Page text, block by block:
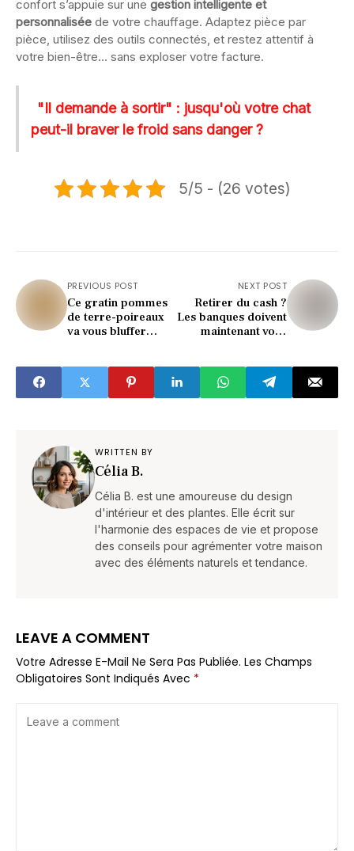
confort s’appuie sur une gestion intelligente et
personnalisée de votre chauffage. Adaptez pièce par
pièce, utilisez des outils connectés, et restez attentif à
votre bien-être… sans exploser votre facture.
"Il demande à sortir" : jusqu'où votre chat
peut-il braver le froid sans danger ?
5/5 - (26 votes)
PREVIOUS POST
Ce gratin pommes
de terre-poireaux
va vous bluffer
NEXT POST
Retirer du cash ?
Les banques doivent
maintenant vous
(obligatoire)
WRITTEN BY
Célia B.
Célia B. est une amoureuse du design
d'intérieur et des plantes. Elle écrit sur
l'harmonie des espaces de vie et propose
des conseils pour agrémenter votre maison
avec des éléments naturels et tendance.
LEAVE A COMMENT
Votre Adresse E-Mail Ne Sera Pas Publiée. Les Champs
Obligatoires Sont Indiqués Avec *